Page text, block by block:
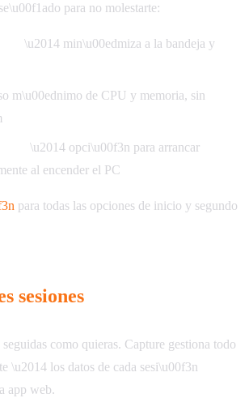
para no molestarte:
\u2014 min\u00edmiza a la bandeja y
m\u00ednimo de CPU y memoria, sin
\u2014 opci\u00f3n para arrancar
al encender el PC
para todas las opciones de inicio y segundo
sesiones
seguidas como quieras. Capture gestiona todo
\u2014 los datos de cada sesi\u00f3n
app web.